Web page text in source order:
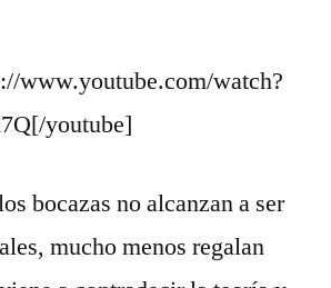
Profesional
www.youtube.com/watch?
youtube]
bocazas no alcanzan a ser
mucho menos regalan